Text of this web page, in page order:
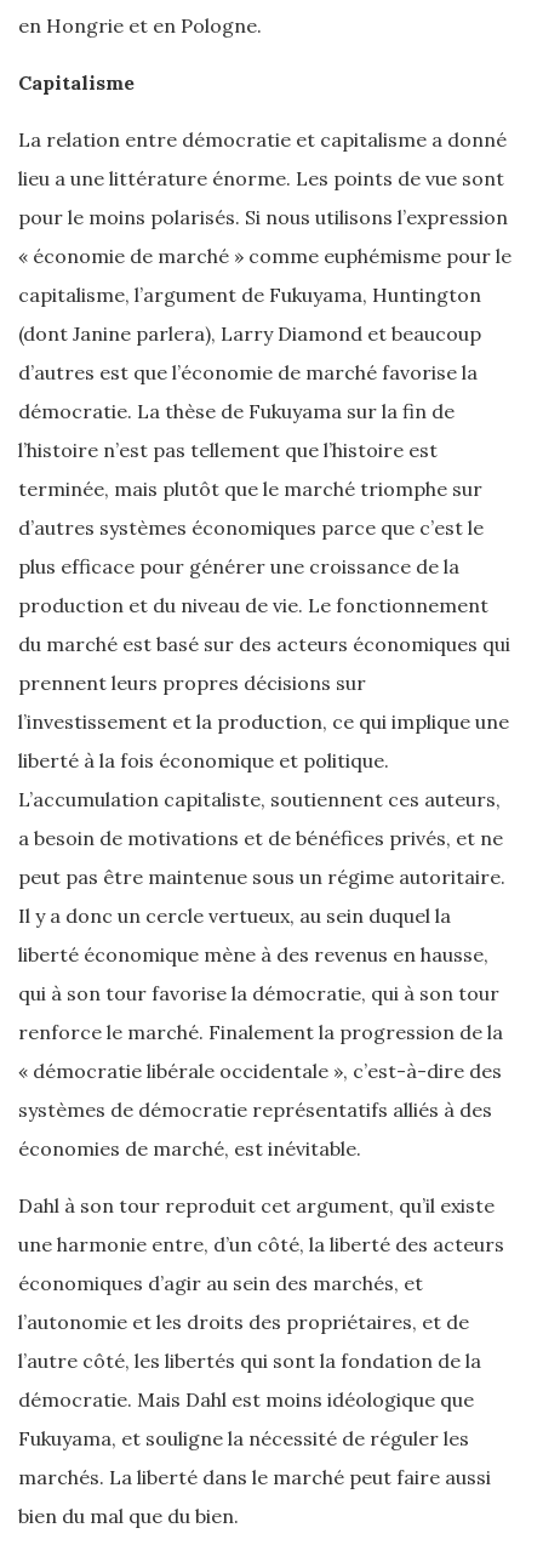
en Hongrie et en Pologne.
Capitalisme
La relation entre démocratie et capitalisme a donné
lieu a une littérature énorme. Les points de vue sont
pour le moins polarisés. Si nous utilisons l’expression
« économie de marché » comme euphémisme pour le
capitalisme, l’argument de Fukuyama, Huntington
(dont Janine parlera), Larry Diamond et beaucoup
d’autres est que l’économie de marché favorise la
démocratie. La thèse de Fukuyama sur la fin de
l’histoire n’est pas tellement que l’histoire est
terminée, mais plutôt que le marché triomphe sur
d’autres systèmes économiques parce que c’est le
plus efficace pour générer une croissance de la
production et du niveau de vie. Le fonctionnement
du marché est basé sur des acteurs économiques qui
prennent leurs propres décisions sur
l’investissement et la production, ce qui implique une
liberté à la fois économique et politique.
L’accumulation capitaliste, soutiennent ces auteurs,
a besoin de motivations et de bénéfices privés, et ne
peut pas être maintenue sous un régime autoritaire.
Il y a donc un cercle vertueux, au sein duquel la
liberté économique mène à des revenus en hausse,
qui à son tour favorise la démocratie, qui à son tour
renforce le marché. Finalement la progression de la
« démocratie libérale occidentale », c’est-à-dire des
systèmes de démocratie représentatifs alliés à des
économies de marché, est inévitable.
Dahl à son tour reproduit cet argument, qu’il existe
une harmonie entre, d’un côté, la liberté des acteurs
économiques d’agir au sein des marchés, et
l’autonomie et les droits des propriétaires, et de
l’autre côté, les libertés qui sont la fondation de la
démocratie. Mais Dahl est moins idéologique que
Fukuyama, et souligne la nécessité de réguler les
marchés. La liberté dans le marché peut faire aussi
bien du mal que du bien.